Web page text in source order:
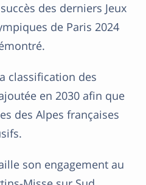
des derniers Jeux
de Paris 2024
classification des
en 2030 afin que
des Alpes françaises
son engagement au